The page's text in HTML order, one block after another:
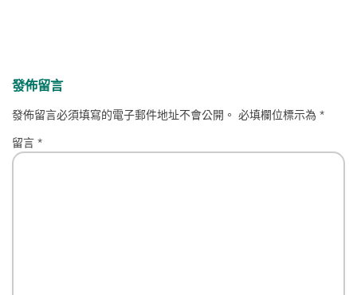
發佈留言
發佈留言必須填寫的電子郵件地址不會公開。 必填欄位標示為*
留言*